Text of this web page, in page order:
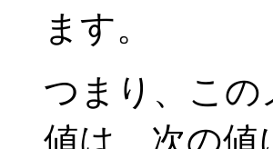
ます。
つまり、こ
値は、次の値